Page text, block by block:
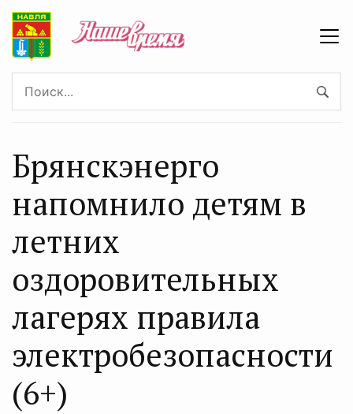
Брянскэнерго
напомнило детям в
летних
оздоровительных
лагерях правила
электробезопасности
(6+)